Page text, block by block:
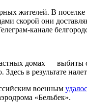
жителей. В поселке
скорой они
канале
домах —
Здесь в результате
военным
«Бельбек».